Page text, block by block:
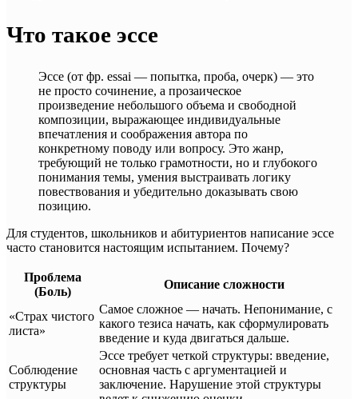
Что такое эссе
Эссе (от фр. essai — попытка, проба, очерк) — это
не просто сочинение, а прозаическое
произведение небольшого объема и свободной
композиции, выражающее индивидуальные
впечатления и соображения автора по
конкретному поводу или вопросу. Это жанр,
требующий не только грамотности, но и глубокого
понимания темы, умения выстраивать логику
повествования и убедительно доказывать свою
позицию.
Для студентов, школьников и абитуриентов написание эссе
часто становится настоящим испытанием. Почему?
Проблема
(Боль)
Описание сложности
«Страх чистого
листа»
Самое сложное — начать. Непонимание, с
какого тезиса начать, как сформулировать
введение и куда двигаться дальше.
Соблюдение
структуры
Эссе требует четкой структуры: введение,
основная часть с аргументацией и
заключение. Нарушение этой структуры